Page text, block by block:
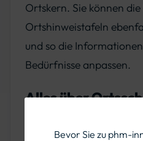
Bevor Sie zu phm-
Ortskern. Sie können
Ortshinweistafeln
und so die
Bedürfnisse anpassen.
Alles über